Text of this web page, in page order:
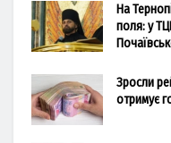
На
поля: у
Зросли
отримує